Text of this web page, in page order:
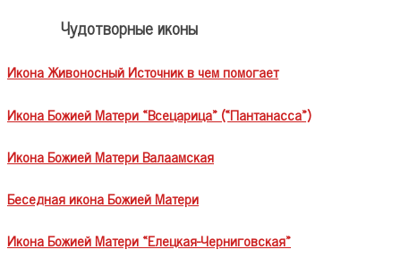
Чудотворные иконы
Икона Живоносный Источник в чем помогает
Икона Божией Матери «Всецарица» («Пантанасса»)
Икона Божией Матери Валаамская
Беседная икона Божией Матери
Икона Божией Матери «Елецкая-Черниговская»